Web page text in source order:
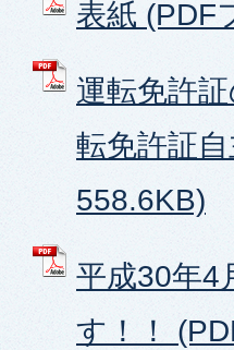
表紙 (PDF
運転免許
転免許証
558.6KB)
平成30年4
す！！